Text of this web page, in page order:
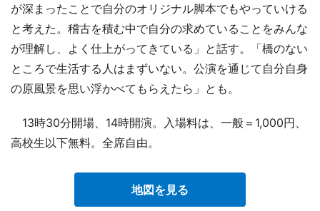
が深まったことで自分のオリジナル脚本でもやっていける
と考えた。稽古を積む中で自分の求めていることをみんな
が理解し、よく仕上がってきている」と話す。「橋のない
ところで生活する人はまずいない。公演を通じて自分自身
の原風景を思い浮かべてもらえたら」とも。
13時30分開場、14時開演。入場料は、一般＝1,000円、
高校生以下無料。全席自由。
地図を見る